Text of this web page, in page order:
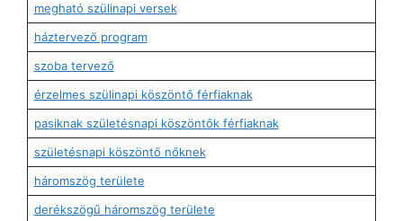
megható szülinapi versek
háztervező program
szoba tervező
érzelmes szülinapi köszöntő férfiaknak
pasiknak születésnapi köszöntők férfiaknak
születésnapi köszöntő nőknek
háromszög területe
derékszögű háromszög területe